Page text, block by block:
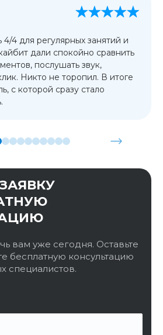
4/4 для регулярных занятий и
дали спокойно сравнить
послушать звук,
Никто не торопил. В итоге
с которой сразу стало
вам уже сегодня. Оставьте
бесплатную консультацию
специалистов.